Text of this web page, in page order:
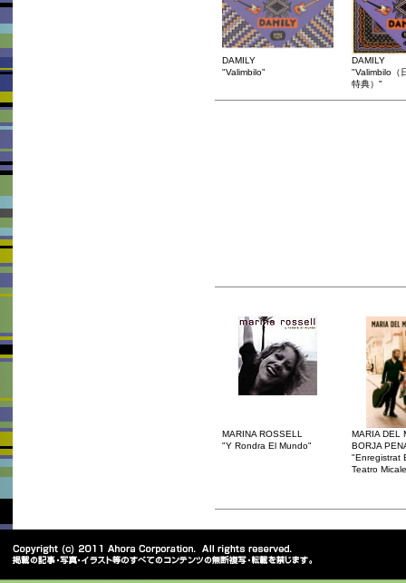
DAMILY
"Valimbilo"
DAMILY
"Valimbilo（
特典）"
MARINA ROSSELL
"Y Rondra El Mundo"
MARIA DEL
BORJA
"Enregistrat
Teatro